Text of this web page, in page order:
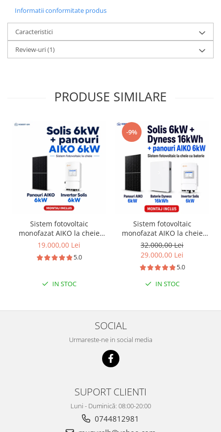
Informatii conformitate produs
Caracteristici
Review-uri(1)
PRODUSE SIMILARE
Sistem fotovoltaic
monofazat AIKO la cheie
6kW + instalare
19.000,00 Lei
5.0
IN STOC
-9%
Sistem fotovoltaic
monofazat AIKO la cheie
6kW + baterie Dyness
16kWh + instalare
32.000,00 Lei
29.000,00 Lei
5.0
IN STOC
SOCIAL
Urmareste-ne in social media
SUPORT CLIENTI
Luni - Duminică: 08:00-20:00
0744812981